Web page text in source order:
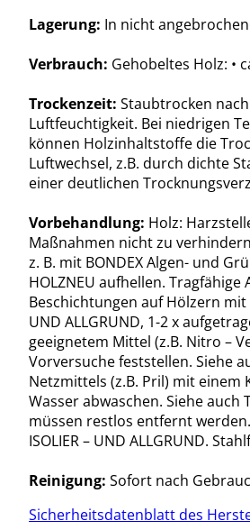
Lagerung: In nicht
Verbrauch: Gehobeltes Holz: •
Trockenzeit: Staubtrocken
Luftfeuchtigkeit. Bei niedrigen
können Holzinhaltstoffe die
Luftwechsel, z.B. durch dichte
einer deutlichen
Vorbehandlung: Holz:
Maßnahmen nicht zu
z. B. mit BONDEX Algen- und
HOLZNEU aufhellen.
Beschichtungen auf Hölzern mit
UND ALLGRUND, 1-2 x
geeignetem Mittel (z.B. Nitro –
Vorversuche feststellen. Siehe
Netzmittels (z.B. Pril) mit
Wasser abwaschen. Siehe auch
müssen restlos entfernt
ISOLIER – UND ALLGRUND.
Reinigung: Sofort nach
Sicherheitsdatenblatt des